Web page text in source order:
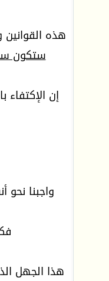
هذه
ستكون
إن
واجبنا
هذا الجهل